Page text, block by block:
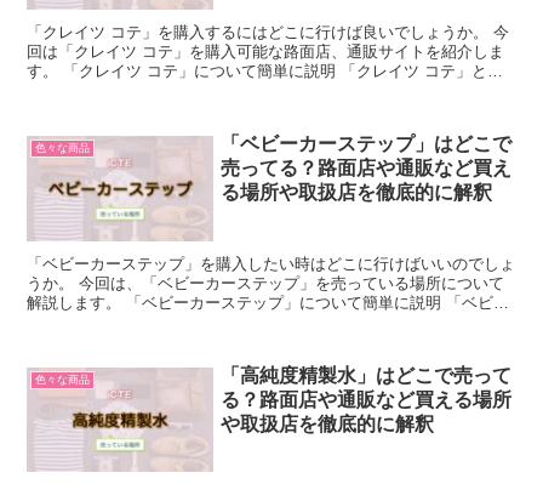
「クレイツ コテ」を購入するにはどこに行けば良いでしょうか。 今
回は「クレイツ コテ」を購入可能な路面店、通販サイトを紹介しま
す。 「クレイツ コテ」について簡単に説明 「クレイツ コテ」と
色々な商品
「ベビーカーステップ」はどこで
売ってる？路面店や通販など買え
る場所や取扱店を徹底的に解釈
「ベビーカーステップ」を購入したい時はどこに行けばいいのでしょ
うか。 今回は、「ベビーカーステップ」を売っている場所について
解説します。 「ベビーカーステップ」について簡単に説明 「ベビー
色々な商品
「高純度精製水」はどこで売って
る？路面店や通販など買える場所
や取扱店を徹底的に解釈